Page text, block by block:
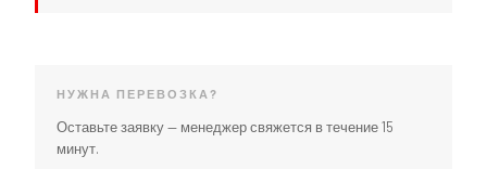
НУЖНА ПЕРЕВОЗКА?
Оставьте заявку — менеджер свяжется в течение 15
минут.